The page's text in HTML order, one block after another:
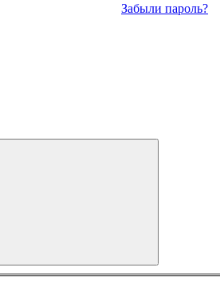
Забыли пароль?